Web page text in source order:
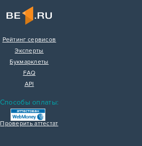
Рейтинг сервисов
Эксперты
Букмарклеты
FAQ
API
Способы оплаты:
Проверить аттестат